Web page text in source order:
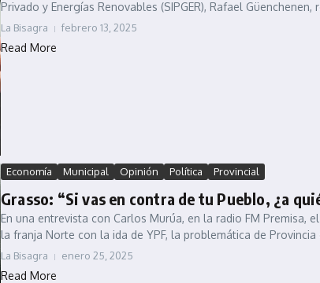
Privado y Energías Renovables (SIPGER), Rafael Güenchenen,
La Bisagra febrero 13, 2025
Read More
Economía Municipal Opinión Política Provincial
Grasso: “Si vas en contra de tu Pueblo, ¿a
En una entrevista con Carlos Murúa, en la radio FM Premisa,
la franja Norte con la ida de YPF, la problemática de Provincia
La Bisagra enero 25, 2025
Read More